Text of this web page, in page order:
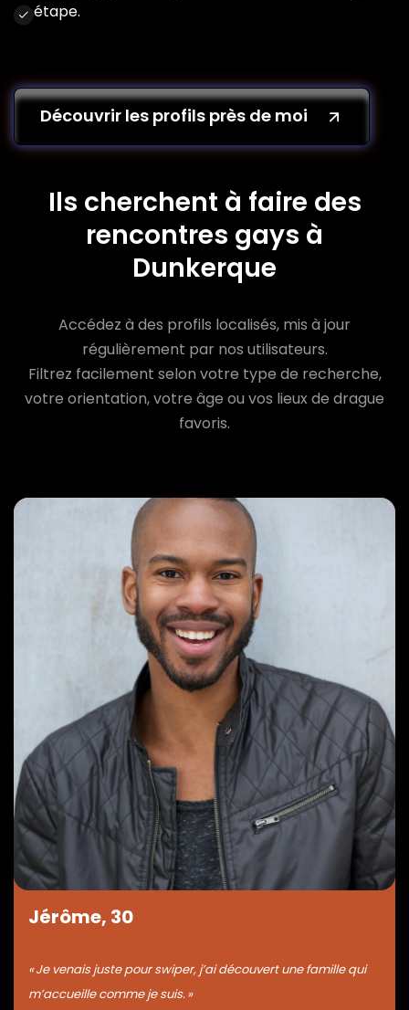
étape.
Découvrir les profils près de moi
Ils cherchent à faire des
rencontres gays à
Dunkerque
Accédez à des profils localisés, mis à jour
régulièrement par nos utilisateurs.
Filtrez facilement selon votre type de recherche,
votre orientation, votre âge ou vos lieux de drague
favoris.
Jérôme, 30
« Je venais juste pour swiper, j’ai découvert une famille qui
m’accueille comme je suis. »